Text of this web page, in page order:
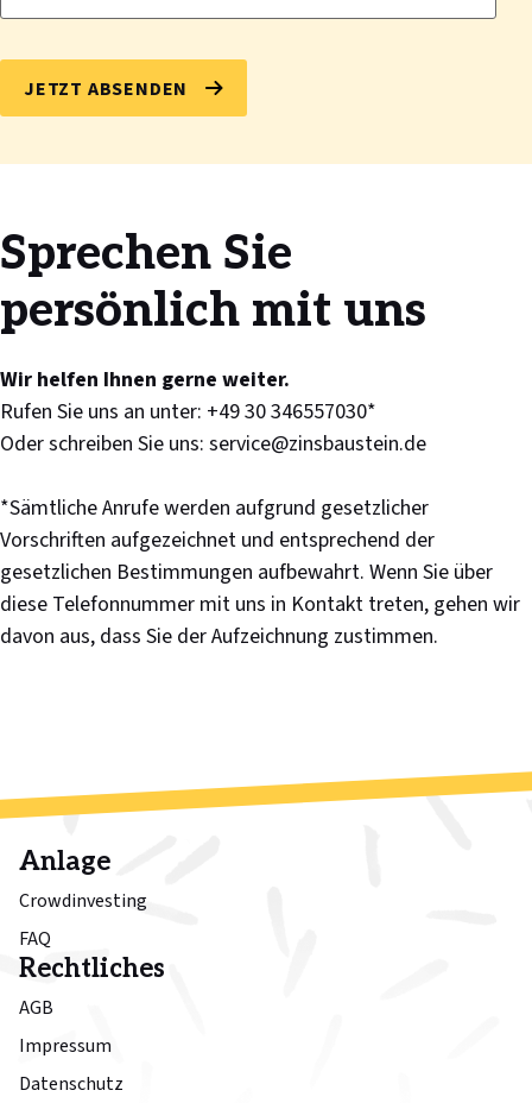
Sprechen Sie
persönlich mit uns
Wir helfen Ihnen gerne weiter.
Rufen Sie uns an unter: +49 30 346557030*
Oder schreiben Sie uns: service@zinsbaustein.de
*Sämtliche Anrufe werden aufgrund gesetzlicher
Vorschriften aufgezeichnet und entsprechend der
gesetzlichen Bestimmungen aufbewahrt. Wenn Sie über
diese Telefonnummer mit uns in Kontakt treten, gehen wir
davon aus, dass Sie der Aufzeichnung zustimmen.
Anlage
Crowdinvesting
FAQ
Rechtliches
AGB
Impressum
Datenschutz